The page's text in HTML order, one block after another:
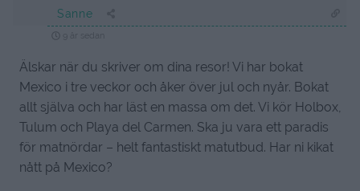
Sanne
Älskar när du skriver om dina resor! Vi har bokat
Mexico i tre veckor och åker över jul och nyår. Bokat
allt själva och har läst en massa om det. Vi kör Holbox,
Tulum och Playa del Carmen. Ska ju vara ett paradis
för matnördar – helt fantastiskt matutbud. Har ni kikat
nått på Mexico?